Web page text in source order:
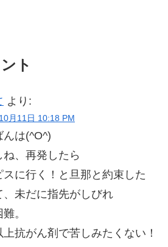
ト
より:
月11日 10:18 PM
んは(^O^)
ね、再発したら
スに行く！と旦那と約束した
、未だに指先がしびれ
。
上抗がん剤で苦しみたくない！